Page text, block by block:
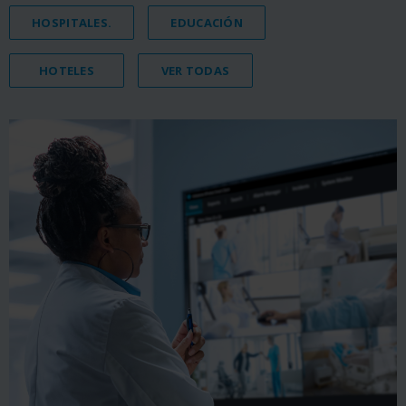
HOSPITALES. EDUCACIÓN
HOTELES VER TODAS